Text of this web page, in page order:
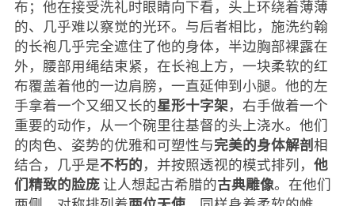
布；他在接受洗礼时眼睛向下看，头上环绕着薄薄
的、几乎难以察觉的光环。与后者相比，施洗约翰
的长袍几乎完全遮住了他的身体，半边胸部裸露在
外，腰部用绳结束紧，在长袍上方，一块柔软的红
布覆盖着他的一边肩膀，一直延伸到小腿。他的左
手拿着一个又细又长的星形十字架，右手做着一个
重要的动作，从一个碗里往基督的头上浇水。他们
的肉色、姿势的优雅和可塑性与完美的身体解剖相
结合，几乎是不朽的，并按照透视的模式排列， 他
们精致的脸庞让人想起古希腊的古典雕像。在他们